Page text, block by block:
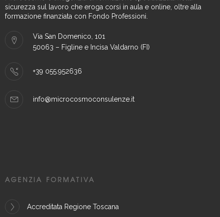
sicurezza sul lavoro che eroga corsi in aula e online, oltre alla
formazione finanziata con Fondo Professioni.
Via San Domenico, 101
50063 – Figline e Incisa Valdarno (FI)
+39 055.952636
info@microcosmoconsulenze.it
AGENZIA FORMATIVA
Accreditata Regione Toscana